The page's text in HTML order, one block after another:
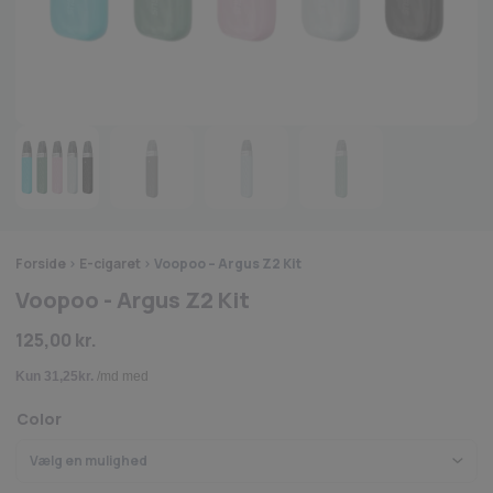
Forside > E-cigaret > Voopoo – Argus Z2 Kit
Voopoo - Argus Z2 Kit
125,00 kr.
Color